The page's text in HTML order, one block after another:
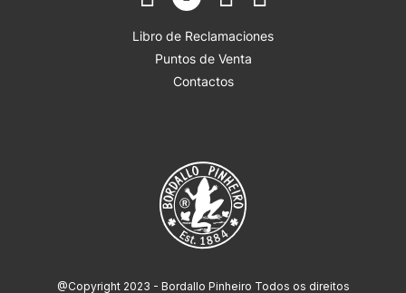
Libro de Reclamaciones
Puntos de Venta
Contactos
@Copyright 2023 - Bordallo Pinheiro Todos os direitos